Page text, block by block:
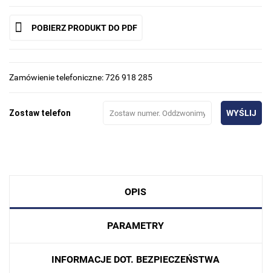
POBIERZ PRODUKT DO PDF
Zamówienie telefoniczne: 726 918 285
Zostaw telefon WYŚLIJ
OPIS
PARAMETRY
INFORMACJE DOT. BEZPIECZEŃSTWA